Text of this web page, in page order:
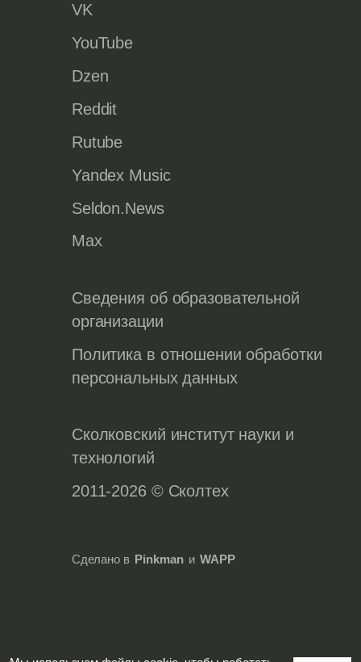
VK
YouTube
Dzen
Reddit
Rutube
Yandex Music
Seldon.News
Max
Сведения об образовательной
организации
Политика в отношении обработки
персональных данных
Сколковский институт науки и
технологий
2011-2026 © Сколтех
Сделано в Pinkman и WAPP